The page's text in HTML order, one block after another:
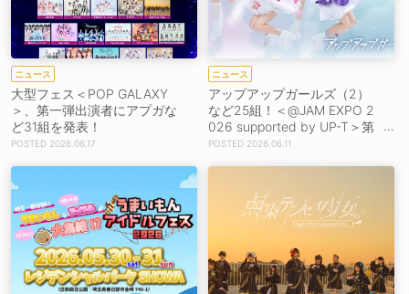
ニュース
大型フェス＜POP GALAXY
＞、第一弾出演者にアプガな
ど31組を発表！
2026.06.17
ニュース
アップアップガールズ（2）
など25組！＜@JAM EXPO 2
026 supported by UP-T＞第
2弾出演者発表！
2026.06.11